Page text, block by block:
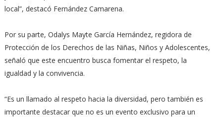
local”, destacó Fernández Camarena.
Por su parte, Odalys Mayte García Hernández, regidora de
Protección de los Derechos de las Niñas, Niños y Adolescentes,
señaló que este encuentro busca fomentar el respeto, la
igualdad y la convivencia.
“Es un llamado al respeto hacia la diversidad, pero también es
importante destacar que no es un evento exclusivo para un